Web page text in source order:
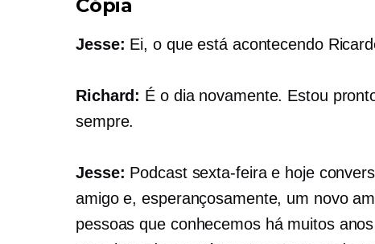
Cópia
Jesse: Ei, o que está acontecendo
Richard: É o dia novamente. Estou
sempre.
Jesse: Podcast sexta-feira e hoje
amigo e, esperançosamente, um novo
pessoas que conhecemos há muitos